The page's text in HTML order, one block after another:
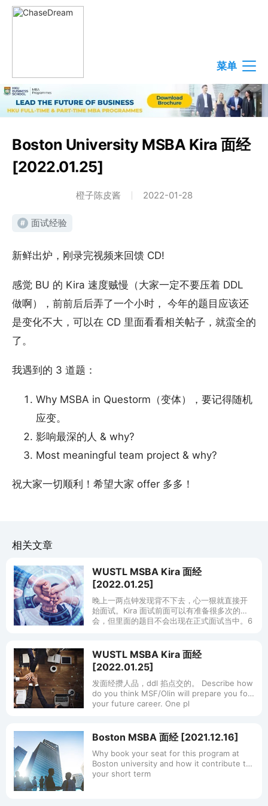
菜单
Boston University MSBA Kira 面经
[2022.01.25]
橙子陈皮酱 2022-01-28
# 面试经验
新鲜出炉，刚录完视频来回馈 CD!
感觉 BU 的 Kira 速度贼慢（大家一定不要压着 DDL
做啊），前前后后弄了一个小时， 今年的题目应该还
是变化不大，可以在 CD 里面看看相关帖子，就蛮全的
了。
我遇到的 3 道题：
Why MSBA in Questorm（变体），要记得随机
应变。
影响最深的人 & why?
Most meaningful team project & why?
祝大家一切顺利！希望大家 offer 多多！
相关文章
WUSTL MSBA Kira 面经
[2022.01.25]
晚上一两点钟发现背不下去，心一狠就直接开
始面试。Kira 面试前面可以有准备很多次的机
会，但里面的题目不会出现在正式面试当中。6
WUSTL MSBA Kira 面经
[2022.01.25]
发面经攒人品，ddl 掐点交的。 Describe how
do you think MSF/Olin will prepare you for
your future career. One pl
Boston MSBA 面经 [2021.12.16]
Why book your seat for this program at
Boston university and how it contribute to
your short term